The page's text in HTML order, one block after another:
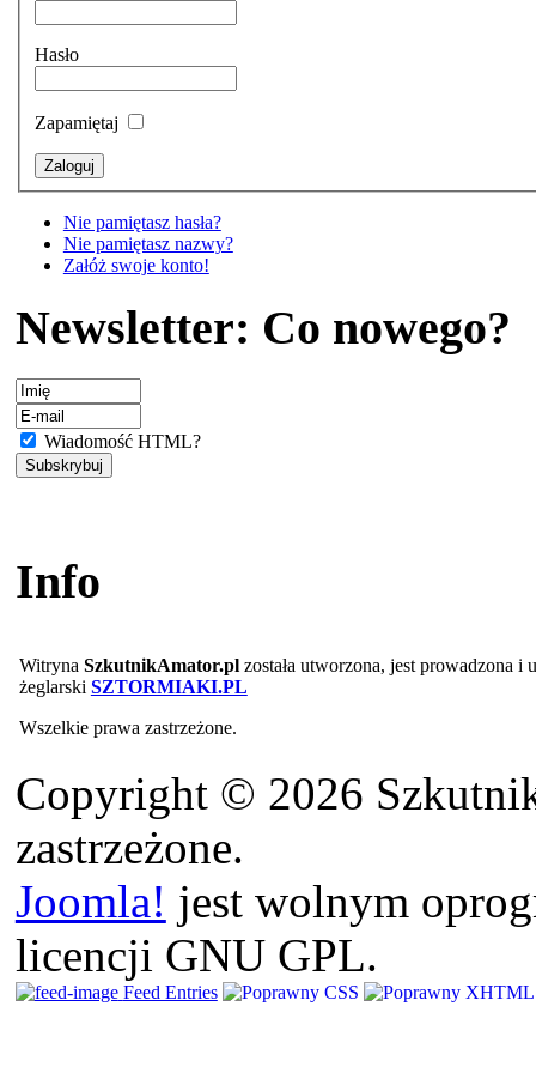
Hasło
Zapamiętaj
Nie pamiętasz hasła?
Nie pamiętasz nazwy?
Załóż swoje konto!
Newsletter: Co nowego?
Wiadomość HTML?
Info
Witryna SzkutnikAmator.plzostała utworzona, jest prowadzona i
żeglarski SZTORMIAKI.PL
Wszelkie prawa zastrzeżone.
Copyright © 2026
zastrzeżone.
Joomla! jest wolnym
licencji GNU GPL.
Feed Entries